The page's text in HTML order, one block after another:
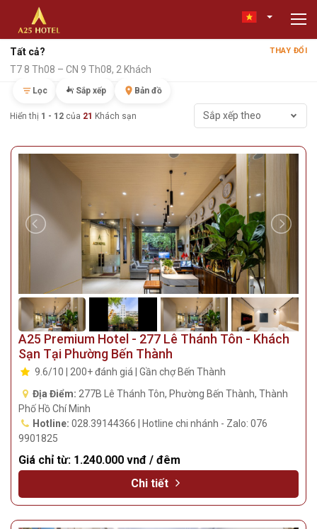
Tất cả? THAY ĐỔI
T7 8 Th08 – CN 9 Th08, 2 Khách
Lọc Sắp xếp Bản đồ
Hiển thị 1 - 12 của 21 Khách sạn Sắp xếp theo
A25 Premium Hotel - 277 Lê Thánh Tôn - Khách
Sạn Tại Phường Bến Thành
9.6/10 | 200+ đánh giá | Gần chợ Bến Thành
Địa Điểm: 277B Lê Thánh Tôn, Phường Bến Thành, Thành
Phố Hồ Chí Minh
Hotline: 028.39144366 | Hotline chi nhánh - Zalo: 076
9901825
Giá chỉ từ: 1.240.000 vnđ / đêm
Chi tiết